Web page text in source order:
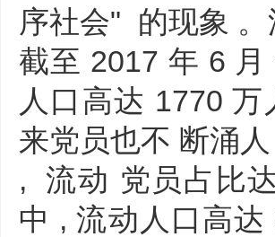
序社会" 的现象
截至 2017 年 6
人口高达 1770
来党员也不 断涌
, 流动 党员占比
中 , 流动人口高